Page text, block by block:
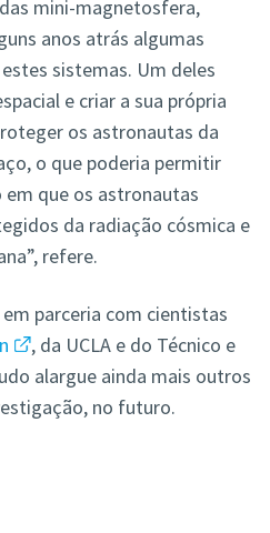
mini-magnetosfera,
anos atrás algumas
sistemas. Um deles
e criar a sua própria
os astronautas da
o que poderia permitir
que os astronautas
da radiação cósmica e
refere.
parceria com cientistas
, da UCLA e do Técnico e
alargue ainda mais outros
no futuro.